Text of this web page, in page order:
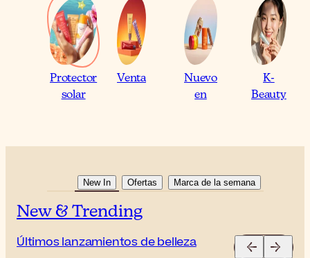
Protector
solar
Venta
Nuevo
en
K-
Beauty
New In Ofertas Marca de la semana
New & Trending
Últimos lanzamientos de belleza